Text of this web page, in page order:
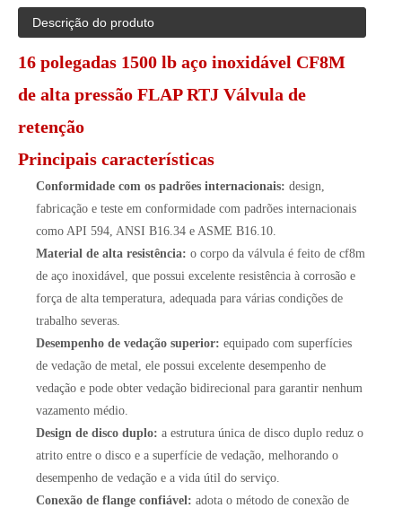
Descrição do produto
16 polegadas 1500 lb aço inoxidável CF8M
de alta pressão FLAP RTJ Válvula de
retenção
Principais características
Conformidade com os padrões internacionais: design,
fabricação e teste em conformidade com padrões internacionais
como API 594, ANSI B16.34 e ASME B16.10.
Material de alta resistência: o corpo da válvula é feito de cf8m
de aço inoxidável, que possui excelente resistência à corrosão e
força de alta temperatura, adequada para várias condições de
trabalho severas.
Desempenho de vedação superior: equipado com superfícies
de vedação de metal, ele possui excelente desempenho de
vedação e pode obter vedação bidirecional para garantir nenhum
vazamento médio.
Design de disco duplo: a estrutura única de disco duplo reduz o
atrito entre o disco e a superfície de vedação, melhorando o
desempenho de vedação e a vida útil do serviço.
Conexão de flange confiável: adota o método de conexão de